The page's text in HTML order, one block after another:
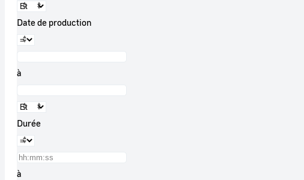
Date de production
à
Durée
à